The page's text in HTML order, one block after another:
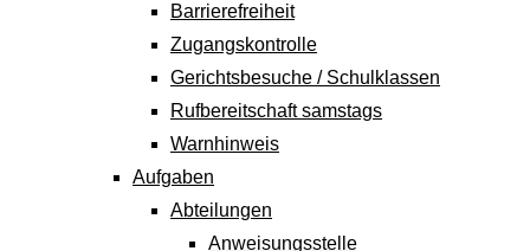
Barrierefreiheit
Zugangskontrolle
Gerichtsbesuche / Schulklassen
Rufbereitschaft samstags
Warnhinweis
Aufgaben
Abteilungen
Anweisungsstelle